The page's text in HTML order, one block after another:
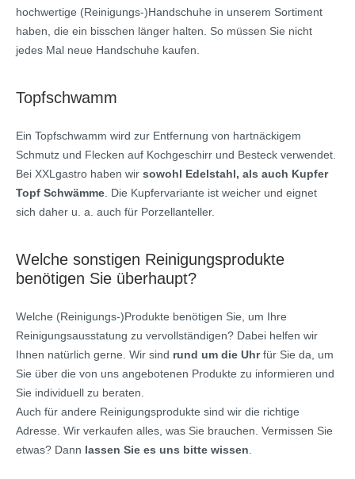
hochwertige (Reinigungs-)Handschuhe in unserem Sortiment
haben, die ein bisschen länger halten. So müssen Sie nicht
jedes Mal neue Handschuhe kaufen.
Topfschwamm
Ein Topfschwamm wird zur Entfernung von hartnäckigem
Schmutz und Flecken auf Kochgeschirr und Besteck verwendet.
Bei XXLgastro haben wir sowohl Edelstahl, als auch Kupfer
Topf Schwämme . Die Kupfervariante ist weicher und eignet
sich daher u. a. auch für Porzellanteller.
Welche sonstigen Reinigungsprodukte
benötigen Sie überhaupt?
Welche (Reinigungs-)Produkte benötigen Sie, um Ihre
Reinigungsausstatung zu vervollständigen? Dabei helfen wir
Ihnen natürlich gerne. Wir sind rund um die Uhrfür Sie da, um
Sie über die von uns angebotenen Produkte zu informieren und
Sie individuell zu beraten.
Auch für andere Reinigungsprodukte sind wir die richtige
Adresse. Wir verkaufen alles, was Sie brauchen. Vermissen Sie
etwas? Dann lassen Sie es uns bitte wissen